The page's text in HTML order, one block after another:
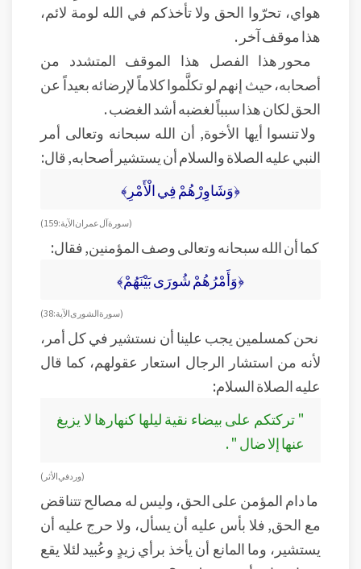
هواي، تحرّوا الحق ولا تأخذكم في الله لومة لائم،
هذا موقف آخر .
محور هذا الفصل هذا الموقف المتشدد من
أصحابه، حيث إنهم لو تكلَّموا كلاماً لإرضائه بعيداً عن
الحق لكان هذا سبباً لغضبه أشد الغضب .
ولا تنسوا أيها الأخوة, أن الله سبحانه وتعالى أمر
النبي عليه الصلاة والسلام أن يستشير أصحابه, قال:
﴿وَشَاوِرْهُمْ فِي الْأَمْرِ﴾
( سورة آل عمران الآية : 159)
كما أن الله سبحانه وتعالى وصف المؤمنين, فقال:
﴿وَأَمْرُهُمْ شُورَى بَيْنَهُمْ﴾
( سورة الشورى الآية: 38)
نحن كمسلمين يجب علينا أن نستشير في كل أمر،
لأنه من استشار الرجال استعار عقولهم، كما قال
عليه الصلاة السلام:
" تركتكم على بيضاء نقية ليلها كنهارها لا يزيغ
عنها إلا ضال " .
( ورد في الأثر)
ما دام المؤمن على الحق، وليس له مصالح تتناقض
مع الحق, فلا بأس عليه أن يسأل، ولا حرج عليه أن
يستشير، وما المانع أن يأخذ برأي زيدٍ وعُبيد لئلا يقع